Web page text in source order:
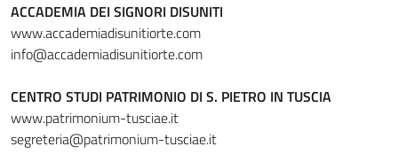
ACCADEMIA DEI SIGNORI DISUNITI
www.accademiadisunitiorte.com
info@accademiadisunitiorte.com
CENTRO STUDI PATRIMONIO DI S. PIETRO IN TUSCIA
www.patrimonium-tusciae.it
segreteria@patrimonium-tusciae.it